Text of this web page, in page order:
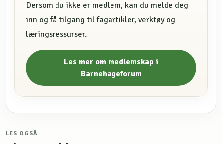
Dersom du ikke er medlem, kan du melde deg
inn og få tilgang til fagartikler, verktøy og
læringsressurser.
Les mer om medlemskap i
Barnehageforum
LES OGSÅ